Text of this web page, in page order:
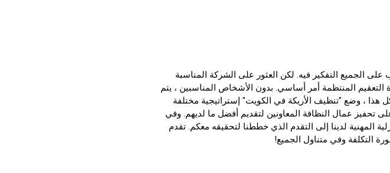
الجميع التفكير فيه. لكن العثور على الشركة المناسبة
التعقيم المنتظمة أمر أساسي. بدون الأشخاص المناسبين ، يتم
، وضع "تنظيف الأريكة في الكويت" إستراتيجية مختلفة
تحفيز عمال النظافة المعاونين لتقديم أفضل ما لديهم. وفي
المهنية لدينا إلى التقدم الذي خططنا لتحقيقه معكم. تقدم
التكلفة وفي متناول الجميع!